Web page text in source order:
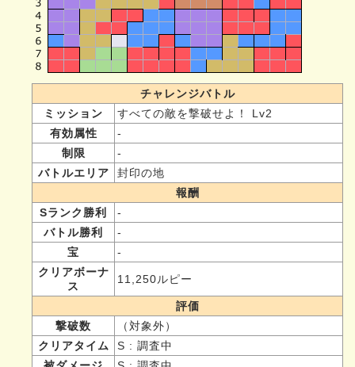
チャレンジバトル
ミッション
すべての敵を撃破せよ！ Lv2
有効属性
-
制限
-
バトルエリア
封印の地
報酬
Sランク勝利
-
バトル勝利
-
宝
-
クリアボーナ
ス
11,250ルピー
評価
撃破数
（対象外）
クリアタイム
S : 調査中